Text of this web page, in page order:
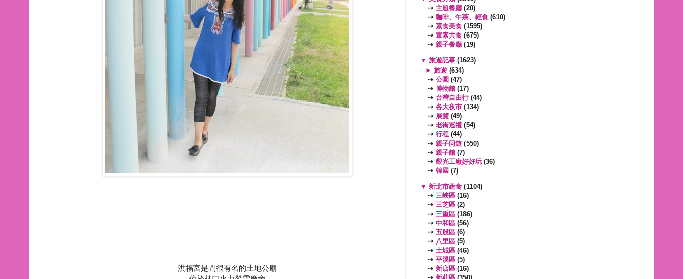
洪福宮是間很有名的土地公廟
⇢ 主題餐廳 (20)
⇢ 咖啡、午茶、輕食 (610)
⇢ 素食美食 (1595)
⇢ 葷素共食 (675)
⇢ 親子餐廳 (19)
▼ 旅遊記事 (1623)
► 旅遊 (634)
⇢ 公園 (47)
⇢ 博物館 (17)
⇢ 台灣自由行 (44)
⇢ 各大夜市 (134)
⇢ 展覽 (49)
⇢ 老街巡禮 (54)
⇢ 行程 (44)
⇢ 親子同遊 (550)
⇢ 親子館 (7)
⇢ 觀光工廠好好玩(36)
⇢ 韓國 (7)
▼ 新北市蔬食 (1104)
⇢ 三峽區 (16)
⇢ 三芝區 (2)
⇢ 三重區 (186)
⇢ 中和區 (56)
⇢ 五股區 (6)
⇢ 八里區 (5)
⇢ 土城區 (46)
⇢ 平溪區 (5)
⇢ 新店區 (16)